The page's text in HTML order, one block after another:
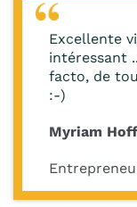
Excellente
intéressant
facto, de
:-)
Myriam